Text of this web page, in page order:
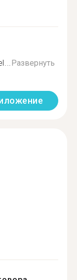
Развернуть